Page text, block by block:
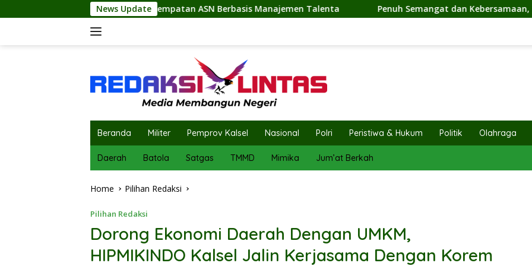
to
News Update
ASN Berbasis Manajemen Talenta Penuh Semangat dan Kebersamaan, Ketua TP PKK Hj. Fathul Jannah
Beranda Militer Pemprov Kalsel Nasional Polri Peristiwa & Hukum Politik Olahraga
Daerah Batola Satgas TMMD Mimika Jum’at Berkah
Home Pilihan Redaksi
Pilihan Redaksi
Dorong Ekonomi Daerah Dengan UMKM,
HIPMIKINDO Kalsel Jalin Kerjasama Dengan Korem